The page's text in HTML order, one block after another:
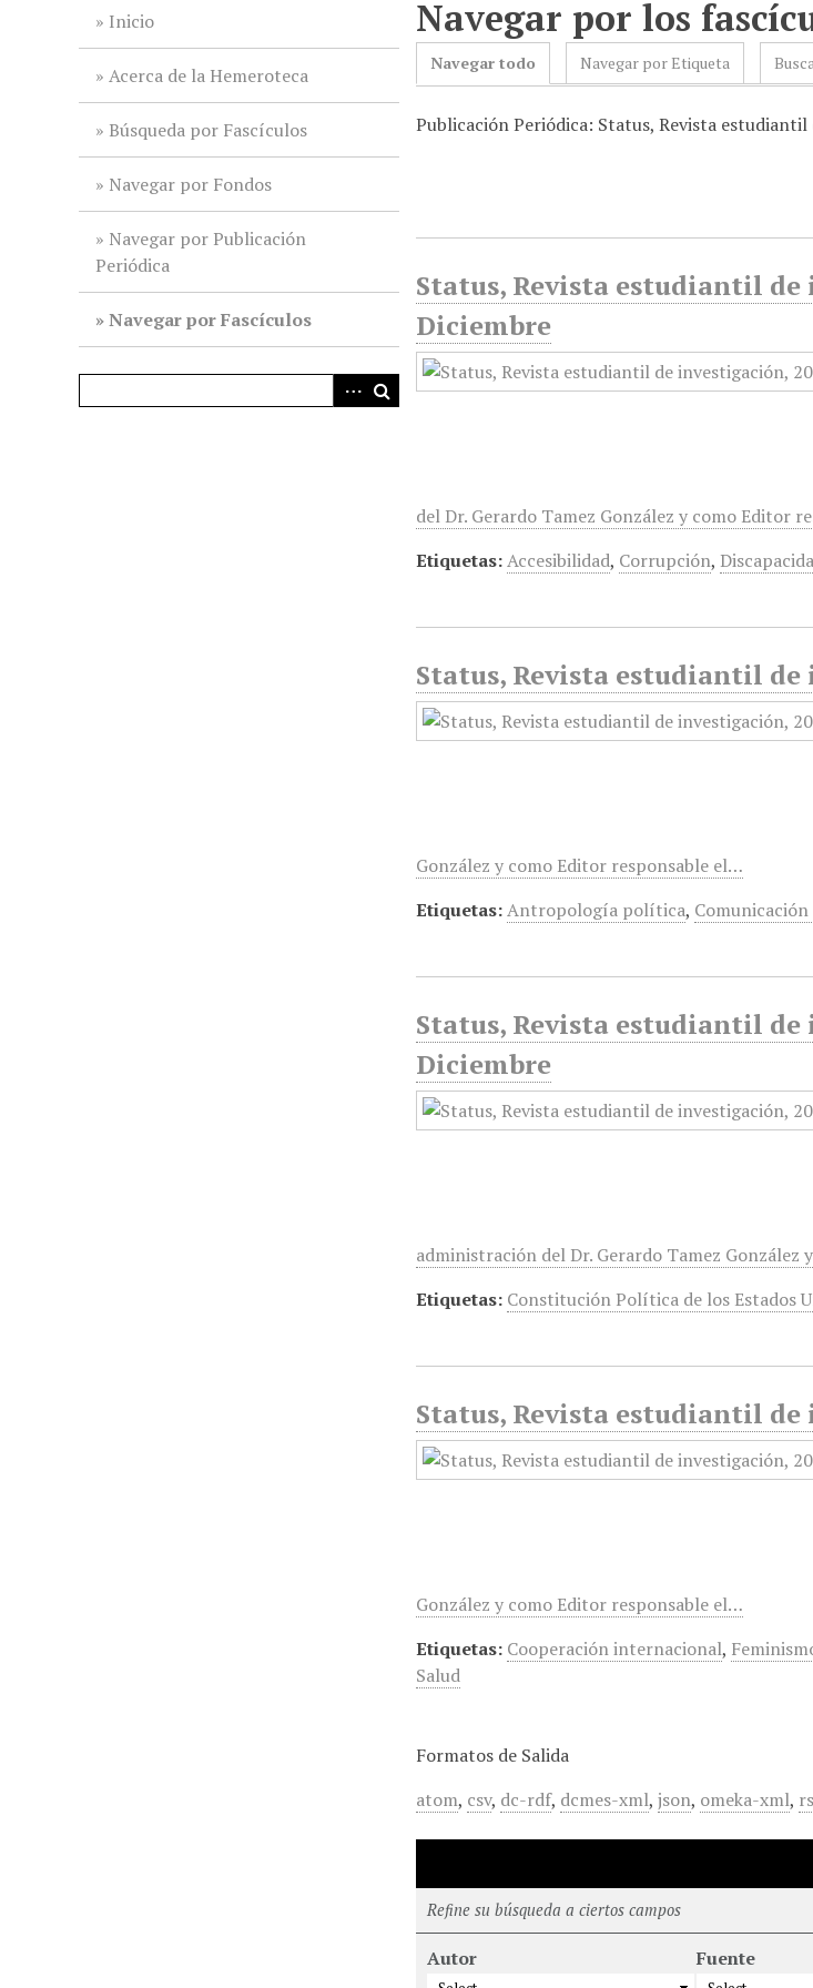
Inicio
Acerca de la Hemeroteca
Búsqueda por Fascículos
Navegar por Fondos
Navegar por Publicación
Periódica
Navegar por Fascículos
Navegar por los
Navegar todo Navegar por Etiqueta
Publicación Periódica: Status, Revista
Status, Revista estudiantil de
Diciembre
del Dr. Gerardo Tamez González y como Editor
Etiquetas:Accesibilidad, Corrupción,
Status, Revista estudiantil de
González y como Editor responsable el…
Etiquetas:Antropología política,
Status, Revista estudiantil de
Diciembre
administración del Dr. Gerardo Tamez
Etiquetas: Constitución Política de los Estados
Status, Revista estudiantil de
González y como Editor responsable el…
Etiquetas: Cooperación internacional,
Salud
Formatos de Salida
atom, csv, dc-rdf, dcmes-xml,json, omeka-xml,
Refine su búsqueda a ciertos campos
Autor Fuente